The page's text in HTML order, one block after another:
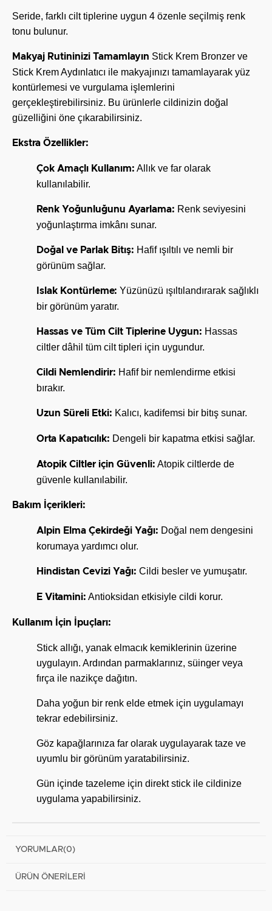
Seride, farklı cilt tiplerine uygun 4 özenle seçilmiş renk
tonu bulunur.
Makyaj Rutininizi Tamamlayın Stick Krem Bronzer ve
Stick Krem Aydınlatıcı ile makyajınızı tamamlayarak yüz
kontürlemesi ve vurgulama işlemlerini
gerçekleştirebilirsiniz. Bu ürünlerle cildinizin doğal
güzelliğini öne çıkarabilirsiniz.
Ekstra Özellikler:
Çok Amaçlı Kullanım: Allık ve far olarak
kullanılabilir.
Renk Yoğunluğunu Ayarlama: Renk seviyesini
yoğunlaştırma imkânı sunar.
Doğal ve Parlak Bitış: Hafif ışıltılı ve nemli bir
görünüm sağlar.
Islak Kontürleme: Yüzünüzü ışıltılandırarak sağlıklı
bir görünüm yaratır.
Hassas ve Tüm Cilt Tiplerine Uygun: Hassas
ciltler dâhil tüm cilt tipleri için uygundur.
Cildi Nemlendirir: Hafif bir nemlendirme etkisi
bırakır.
Uzun Süreli Etki: Kalıcı, kadifemsi bir bitış sunar.
Orta Kapatıcılık: Dengeli bir kapatma etkisi sağlar.
Atopik Ciltler için Güvenli: Atopik ciltlerde de
güvenle kullanılabilir.
Bakım İçerikleri:
Alpin Elma Çekirdeği Yağı: Doğal nem dengesini
korumaya yardımcı olur.
Hindistan Cevizi Yağı: Cildi besler ve yumuşatır.
E Vitamini: Antioksidan etkisiyle cildi korur.
Kullanım İçin İpuçları:
Stick allığı, yanak elmacık kemiklerinin üzerine
uygulayın. Ardından parmaklarınız, süinger veya
fırça ile nazikçe dağıtın.
Daha yoğun bir renk elde etmek için uygulamayı
tekrar edebilirsiniz.
Göz kapağlarınıza far olarak uygulayarak taze ve
uyumlu bir görünüm yaratabilirsiniz.
Gün içinde tazeleme için direkt stick ile cildinize
uygulama yapabilirsiniz.
YORUMLAR(0)
ÜRÜN ÖNERILERI